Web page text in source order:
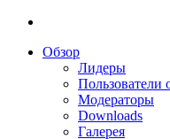
Обзор
Лидеры
Пользователи
Модераторы
Downloads
Галерея